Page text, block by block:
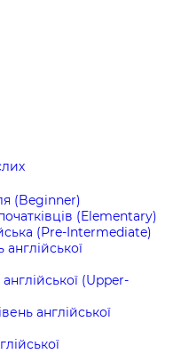
(Beginner)
(Elementary)
(Pre-Intermediate)
(Upper-
англійської